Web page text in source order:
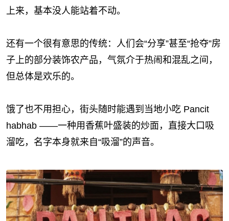
上来，基本没人能站着不动。
还有一个很有意思的传统：人们会“分享”甚至“抢夺”房
子上的部分装饰农产品，气氛介于热闹和混乱之间，
但总体是欢乐的。
饿了也不用担心，街头随时能遇到当地小吃 Pancit
habhab ——一种用香蕉叶盛装的炒面，直接大口吸
溜吃，名字本身就来自“吸溜”的声音。